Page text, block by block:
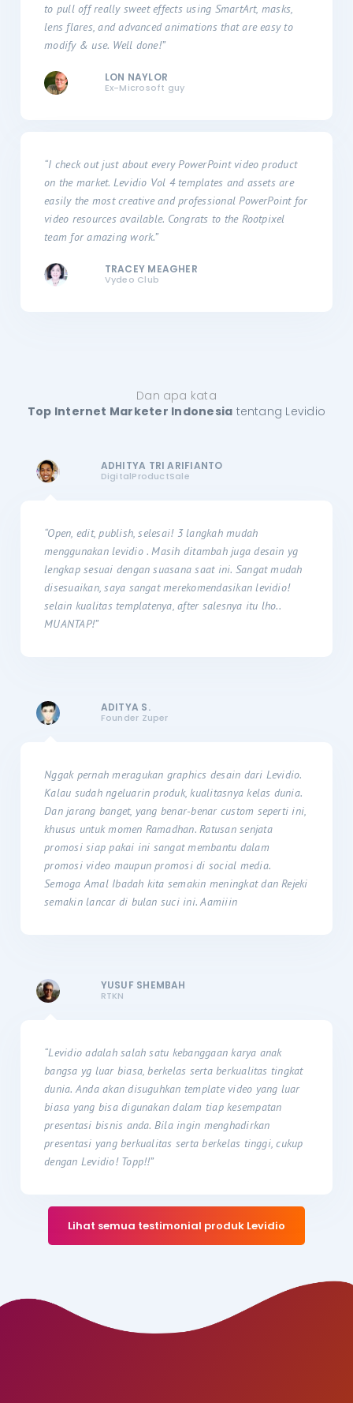
to pull off really sweet effects using SmartArt, masks,
lens flares, and advanced animations that are easy to
modify & use. Well done!”
LON NAYLOR
Ex-Microsoft guy
“I check out just about every PowerPoint video product
on the market. Levidio Vol 4 templates and assets are
easily the most creative and professional PowerPoint for
video resources available. Congrats to the Rootpixel
team for amazing work.”
TRACEY MEAGHER
Vydeo Club
Dan apa kata
Top Internet Marketer Indonesia tentang Levidio
ADHITYA TRI ARIFIANTO
DigitalProductSale
“Open, edit, publish, selesai! 3 langkah mudah
menggunakan levidio . Masih ditambah juga desain yg
lengkap sesuai dengan suasana saat ini. Sangat mudah
disesuaikan, saya sangat merekomendasikan levidio!
selain kualitas templatenya, after salesnya itu lho..
MUANTAP!”
ADITYA S.
Founder Zuper
Nggak pernah meragukan graphics desain dari Levidio.
Kalau sudah ngeluarin produk, kualitasnya kelas dunia.
Dan jarang banget, yang benar-benar custom seperti ini,
khusus untuk momen Ramadhan. Ratusan senjata
promosi siap pakai ini sangat membantu dalam
promosi video maupun promosi di social media.
Semoga Amal Ibadah kita semakin meningkat dan Rejeki
semakin lancar di bulan suci ini. Aamiiin
YUSUF SHEMBAH
RTKN
“Levidio adalah salah satu kebanggaan karya anak
bangsa yg luar biasa, berkelas serta berkualitas tingkat
dunia. Anda akan disuguhkan template video yang luar
biasa yang bisa digunakan dalam tiap kesempatan
presentasi bisnis anda. Bila ingin menghadirkan
presentasi yang berkualitas serta berkelas tinggi, cukup
dengan Levidio! Topp!!”
Lihat semua testimonial produk Levidio